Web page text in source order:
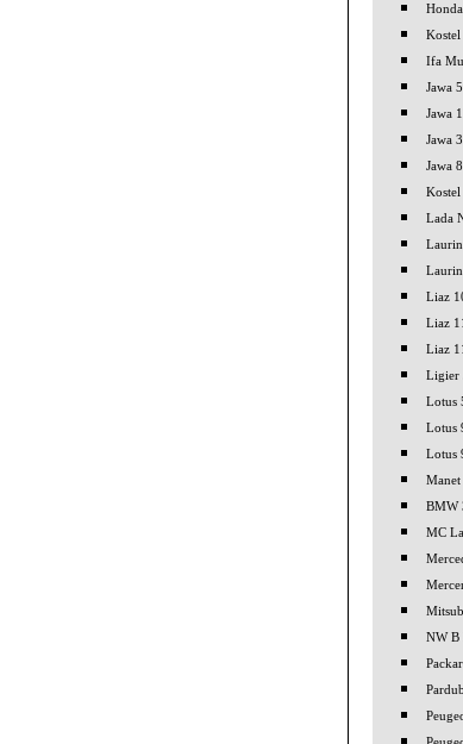
Ifa
Jawa
Jawa
Jawa
Jawa
Lada
Liaz
Liaz
Liaz
Ligier
Lotus
Lotus
Lotus
BMW
MC
NW B